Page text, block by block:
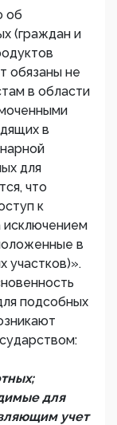
об
(граждан и
обязаны не
в области
в
для
что
к
исключением
в
участков)».
подсобных
для
учет